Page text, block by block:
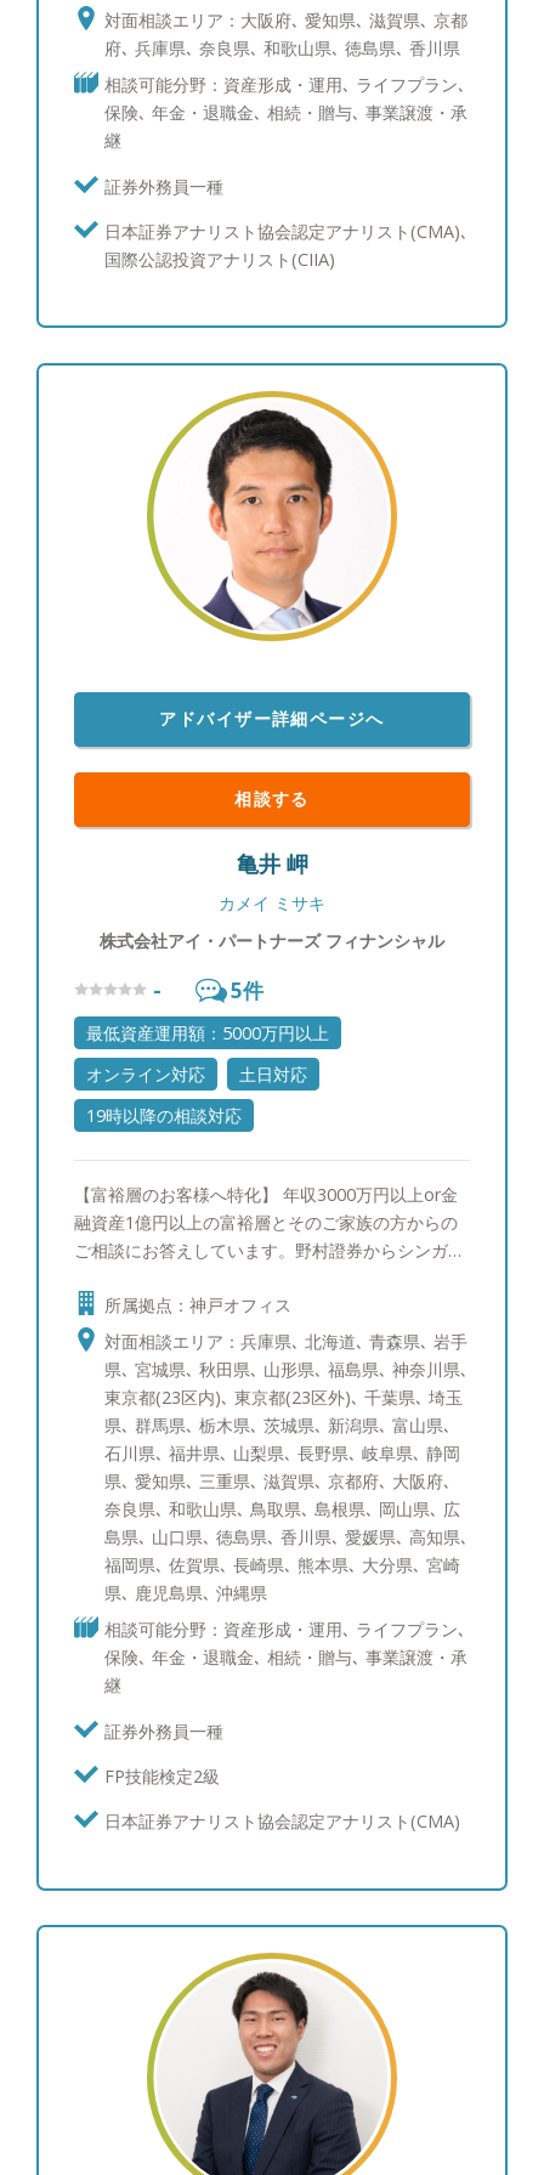
の長期的な信頼関係を前提とするスタイルを学ぶこ
とができたことは大きな財産です。また、2010年
日本証券アナリスト協会検定会員資格、2011年に
は国際公認投資アナリスト資格を取得し、理論と経
験に基づいた運用担当者目線でご相談をお受けする
ことができます。商品は資産運用を行う手段であ
り、無駄を排して低コストで分かりやすい最低限の
期待するシンプルで効率的な資産運用だと自身の経
験上でも確信しています。当社としても他社にはな
みて情報公開しており、本当の意味でお客様に寄り
非お任せください。 ●会社設立経緯：「金融機関は
サービス業であるべき」 会社設立へ私を駆り立て
たひとつの信念です。 これまでの経験から、私
は、お客様の資産運用をサポートするこの仕事は、
紛れもなくサービス業だと考えるようになりまし
た。命の次に大切な資産をどのように育て、守り、
そして未来へ引き継いでいくか、という問いに対し
て真摯に応えていかなければならない仕事であり、
お客様の想いを受けてお客様と長きに渡り共に歩ん
関係、それはお客様のお考え・ご意向からサービス
への期待に至るまでをしっかり把握した上で、どれ
だけお客様と心を通わせてお話しできるかの積み重
ねに懸かっています。 そして私はこの信念を形に
する会社を立ち上げました。 代表取締役 山口 聰
対面相談エリア：大阪府､ 愛知県､ 滋賀県､ 京都
府､ 兵庫県､ 奈良県､ 和歌山県､ 徳島県､ 香川県
相談可能分野：資産形成・運用､ ライフプラン､
保険､ 年金・退職金､ 相続・贈与､ 事業譲渡・承
継
証券外務員一種
日本証券アナリスト協会認定アナリスト(CMA)､
国際公認投資アナリスト(CIIA)
アドバイザー詳細ページへ
相談する
亀井 岬
カメイ ミサキ
株式会社アイ・パートナーズ フィナンシャル
- 5件
最低資産運用額：5000万円以上
オンライン対応
土日対応
19時以降の相談対応
【富裕層のお客様へ特化】 年収3000万円以上or金
融資産1億円以上の富裕層とそのご家族の方からの
ご相談にお答えしています。野村證券からシンガポ
ポートフォリオ運用の研鑽を積んで参りました。富
裕層のご相談者様にもさまざまなお悩みがあるかと
存じます。 一方でそのお悩みは、資産運用、贈
与・相続を含めた資産承継、事業承継、投資教育、
に大きく分けられるかと存じます。そのそれぞれに
ついて海外を含めて経験を10年以上積み重ねて参り
ました。 すでにアドバイザーが担当しているお客
様も、これからご検討されるお客様にも満足いただ
けるサービスをご提供できるかと存じます。 【資
産運用：ポートフォリオ分析と債券運用への取り組
み】 ポートフォリオ分析では、ブルームバーグと
いう機関投資家含めたプロ投資家が愛用する専用情
報端末を使い、サービスをご提供しています。債券
運用のスキルは三菱UFJメリルリンチPB証券時代に
磨かれ、シンガポールへの社費留学経験を活かし、
海外の最新情報を収集しています。現在ポートフォ
討中の方々にも、期待にお応え出来るサービスを提
供させて頂けることと自負しています。 【資産運
用：ポートフォリオ運用について】 富裕層の皆様
多くいただくため、個別株よりも値動きが安定的な
債券と、インデックス投信やETFの組み合わせを中
心にご提案を行い、継続的な利息とキャピタルゲイ
ンを目指すポートフォリオを構築しています。 結
果としてお客様からは、上下はあるもののご納得い
ただける運用を行えていることから、「亀井さんに
任せて良かった。」と喜んでいただけることが多い
です。 【資産運用：情報収集への取り組み】 とり
わけ債券投資の情報は一般に公開されていないもの
も多いため、週に一度海外の公的機関の一次情報を
所属拠点：神戸オフィス
対面相談エリア：兵庫県､ 北海道､ 青森県､ 岩手
県､ 宮城県､ 秋田県､ 山形県､ 福島県､ 神奈川県､
東京都(23区内)､ 東京都(23区外)､ 千葉県､ 埼玉
県､ 群馬県､ 栃木県､ 茨城県､ 新潟県､ 富山県､
石川県､ 福井県､ 山梨県､ 長野県､ 岐阜県､ 静岡
県､ 愛知県､ 三重県､ 滋賀県､ 京都府､ 大阪府､
奈良県､ 和歌山県､ 鳥取県､ 島根県､ 岡山県､ 広
島県､ 山口県､ 徳島県､ 香川県､ 愛媛県､ 高知県､
福岡県､ 佐賀県､ 長崎県､ 熊本県､ 大分県､ 宮崎
県､ 鹿児島県､ 沖縄県
相談可能分野：資産形成・運用､ ライフプラン､
保険､ 年金・退職金､ 相続・贈与､ 事業譲渡・承
継
証券外務員一種
FP技能検定2級
日本証券アナリスト協会認定アナリスト(CMA)